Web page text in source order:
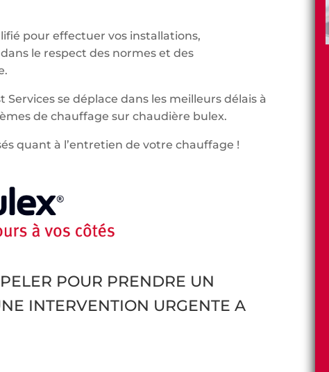
pour effectuer vos installations,
le respect des normes et des
Services se déplace dans les meilleurs délais à
de chauffage sur chaudière bulex.
quant à l’entretien de votre chauffage !
POUR PRENDRE UN
INTERVENTION URGENTE A